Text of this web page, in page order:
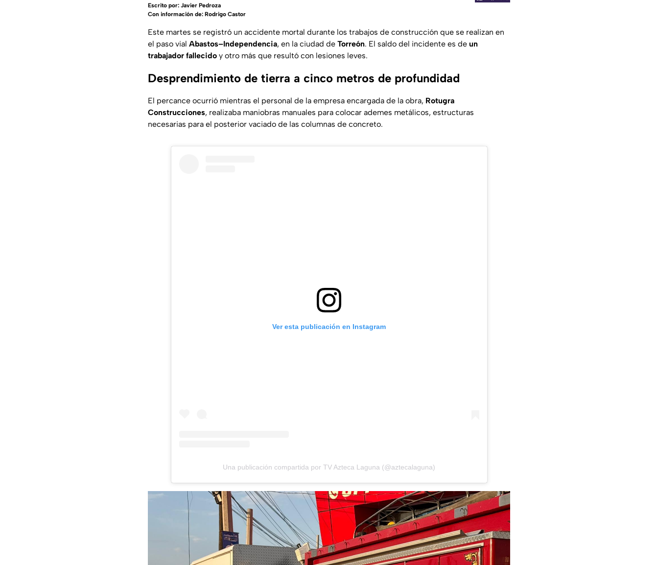
Escrito por: Javier Pedroza
Con información de: Rodrigo Castor
Este martes se registró un accidente mortal durante los trabajos de construcción que se realizan en
el paso vial Abastos–Independencia, en la ciudad de Torreón. El saldo del incidente es de un
trabajador fallecido y otro más que resultó con lesiones leves.
Desprendimiento de tierra a cinco metros de profundidad
El percance ocurrió mientras el personal de la empresa encargada de la obra, Rotugra
Construcciones, realizaba maniobras manuales para colocar ademes metálicos, estructuras
necesarias para el posterior vaciado de las columnas de concreto.
Ver esta publicación en Instagram
Una publicación compartida por TV Azteca Laguna (@aztecalaguna)